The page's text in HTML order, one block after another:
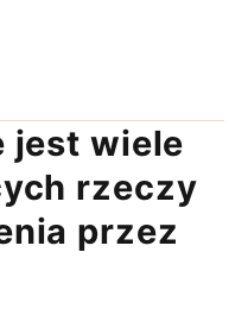
jest wiele
rzeczy
przez